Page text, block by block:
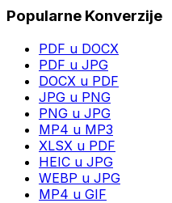
Popularne Konverzije
PDF u DOCX
PDF u JPG
DOCX u PDF
JPG u PNG
PNG u JPG
MP4 u MP3
XLSX u PDF
HEIC u JPG
WEBP u JPG
MP4 u GIF